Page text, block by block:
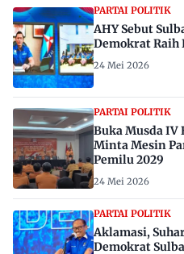
PARTAI POLITIK
AHY Sebut
Demokrat Raih
24 Mei 2026
PARTAI POLITIK
Buka Musda IV
Minta Mesin
Pemilu 2029
24 Mei 2026
PARTAI POLITIK
Aklamasi,
Demokrat